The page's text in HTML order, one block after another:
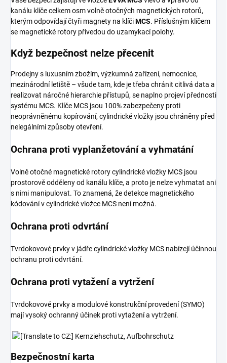
kanálu klíče celkem osm volně otočných magnetických rotorů,
kterým odpovídají čtyři magnety na klíčiMCS. Příslušným klíčem
se magnetické rotory přivedou do uzamykací polohy.
Když bezpečnost nelze přecenit
Prodejny s luxusním zbožím, výzkumná zařízení, nemocnice,
mezinárodní letiště – všude tam, kde je třeba chránit citlivá data a
realizovat náročné hierarchie přístupů, se naplno projeví přednosti
systému MCS. Klíče MCS jsou 100% zabezpečeny proti
neoprávněnému kopírování, cylindrické vložky jsou chráněny před
nelegálními způsoby otevření.
Ochrana proti vyplanžetování a vyhmatání
Volně otočné magnetické rotory cylindrické vložky MCS jsou
prostorově odděleny od kanálu klíče, a proto je nelze vyhmatat ani
s nimi manipulovat. To znamená, že detekce magnetického
kódování v cylindrické vložce MCS není možná.
Ochrana proti odvrtání
Tvrdokovové prvky v jádře cylindrické vložky MCS nabízejí účinnou
ochranu proti odvrtání.
Ochrana proti vytažení a vytržení
Tvrdokovové prvky a modulové konstrukční provedení (SYMO)
mají vysoký ochranný účinek proti vytažení a vytržení.
Bezpečnostní karta